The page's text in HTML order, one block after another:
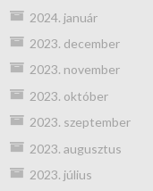
2024. január
2023. december
2023. november
2023. október
2023. szeptember
2023. augusztus
2023. július